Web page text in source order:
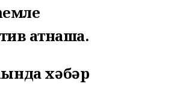
ҡатнаша.
хәбәр